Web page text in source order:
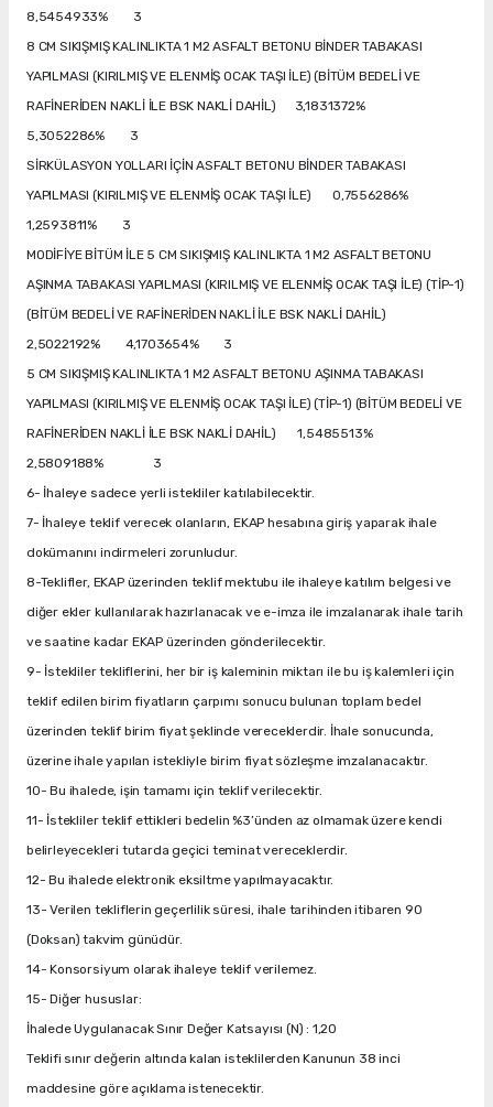
8,5454933% 3
8 CM SIKIŞMIŞ KALINLIKTA 1 M2 ASFALT BETONU BİNDER TABAKASI
YAPILMASI (KIRILMIŞ VE ELENMİŞ OCAK TAŞI İLE) (BİTÜM BEDELİ VE
RAFİNERİDEN NAKLİ İLE BSK NAKLİ DAHİL) 3,1831372%
5,3052286% 3
SİRKÜLASYON YOLLARI İÇİN ASFALT BETONU BİNDER TABAKASI
YAPILMASI (KIRILMIŞ VE ELENMİŞ OCAK TAŞI İLE) 0,7556286%
1,2593811% 3
MODİFİYE BİTÜM İLE 5 CM SIKIŞMIŞ KALINLIKTA 1 M2 ASFALT BETONU
AŞINMA TABAKASI YAPILMASI (KIRILMIŞ VE ELENMİŞ OCAK TAŞI İLE) (TİP-1)
(BİTÜM BEDELİ VE RAFİNERİDEN NAKLİ İLE BSK NAKLİ DAHİL)
2,5022192% 4,1703654% 3
5 CM SIKIŞMIŞ KALINLIKTA 1 M2 ASFALT BETONU AŞINMA TABAKASI
YAPILMASI (KIRILMIŞ VE ELENMİŞ OCAK TAŞI İLE) (TİP-1) (BİTÜM BEDELİ VE
RAFİNERİDEN NAKLİ İLE BSK NAKLİ DAHİL) 1,5485513%
2,5809188% 3
6- İhaleye sadece yerli istekliler katılabilecektir.
7- İhaleye teklif verecek olanların, EKAP hesabına giriş yaparak ihale
dokümanını indirmeleri zorunludur.
8-Teklifler, EKAP üzerinden teklif mektubu ile ihaleye katılım belgesi ve
diğer ekler kullanılarak hazırlanacak ve e-imza ile imzalanarak ihale tarih
ve saatine kadar EKAP üzerinden gönderilecektir.
9- İstekliler tekliflerini, her bir iş kaleminin miktarı ile bu iş kalemleri için
teklif edilen birim fiyatların çarpımı sonucu bulunan toplam bedel
üzerinden teklif birim fiyat şeklinde vereceklerdir. İhale sonucunda,
üzerine ihale yapılan istekliyle birim fiyat sözleşme imzalanacaktır.
10- Bu ihalede, işin tamamı için teklif verilecektir.
11- İstekliler teklif ettikleri bedelin %3’ünden az olmamak üzere kendi
belirleyecekleri tutarda geçici teminat vereceklerdir.
12- Bu ihalede elektronik eksiltme yapılmayacaktır.
13- Verilen tekliflerin geçerlilik süresi, ihale tarihinden itibaren 90
(Doksan) takvim günüdür.
14- Konsorsiyum olarak ihaleye teklif verilemez.
15- Diğer hususlar:
İhalede Uygulanacak Sınır Değer Katsayısı (N) : 1,20
Teklifi sınır değerin altında kalan isteklilerden Kanunun 38 inci
maddesine göre açıklama istenecektir.